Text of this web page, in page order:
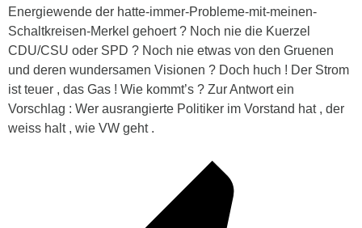
Energiewende der hatte-immer-Probleme-mit-meinen-
Schaltkreisen-Merkel gehoert ? Noch nie die Kuerzel
CDU/CSU oder SPD ? Noch nie etwas von den Gruenen
und deren wundersamen Visionen ? Doch huch ! Der Strom
ist teuer , das Gas ! Wie kommt’s ? Zur Antwort ein
Vorschlag : Wer ausrangierte Politiker im Vorstand hat , der
weiss halt , wie VW geht .